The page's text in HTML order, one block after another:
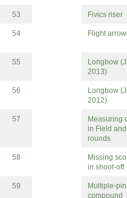
53 Fivics riser
54 Flight
55
Longbow
2013)
56
Longbow
2012)
57
Measuring
in Field and
rounds
58
Missing
in shoot-off
59
Multiple-
compound